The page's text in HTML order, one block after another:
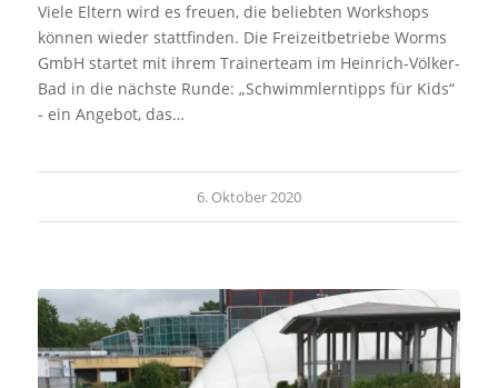
Viele Eltern wird es freuen, die beliebten Workshops
können wieder stattfinden. Die Freizeitbetriebe Worms
GmbH startet mit ihrem Trainerteam im Heinrich-Völker-
Bad in die nächste Runde: „Schwimmlerntipps für Kids“
- ein Angebot, das…
6. Oktober 2020